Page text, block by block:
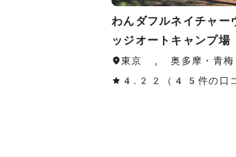
わんダフルネイチャー
ッジオートキャンプ場
東京 , 奥多摩・青梅
4.22（45件の口コ